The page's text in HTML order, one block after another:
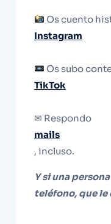
Os cuento
Instagram
Os subo
TikTok
✉ Respondo
mails
, incluso.
Y si una
teléfono, que